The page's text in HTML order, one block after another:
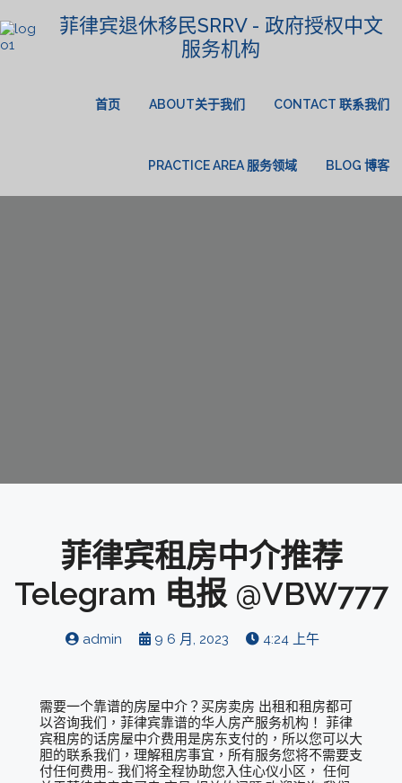
菲律宾退休移民SRRV - 政府授权中文
服务机构
首页 ABOUT关于我们 CONTACT 联系我们
PRACTICE AREA 服务领域 BLOG 博客
菲律宾租房中介推荐
Telegram 电报 @VBW777
admin 9 6 月, 2023 4:24 上午
需要一个靠谱的房屋中介？买房卖房 出租和租房都可
以咨询我们，菲律宾靠谱的华人房产服务机构！ 菲律
宾租房的话房屋中介费用是房东支付的，所以您可以大
胆的联系我们，理解租房事宜，所有服务您将不需要支
付任何费用~ 我们将全程协助您入住心仪小区， 任何